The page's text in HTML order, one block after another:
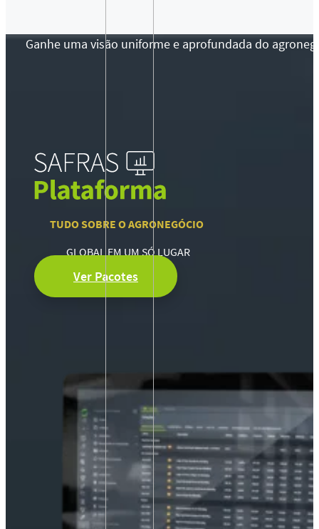
Ganhe uma visão uniforme e aprofundada do
TUDO SOBRE O AGRONEGÓCIO
GLOBAL EM UM SÓ LUGAR
Ver Pacotes